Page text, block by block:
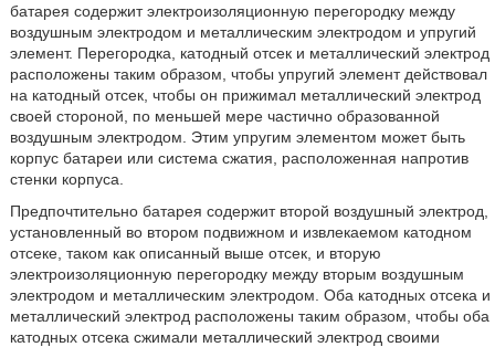
батарея содержит электроизоляционную перегородку между
воздушным электродом и металлическим электродом и упругий
элемент. Перегородка, катодный отсек и металлический электрод
расположены таким образом, чтобы упругий элемент действовал
на катодный отсек, чтобы он прижимал металлический электрод
своей стороной, по меньшей мере частично образованной
воздушным электродом. Этим упругим элементом может быть
корпус батареи или система сжатия, расположенная напротив
стенки корпуса.
Предпочтительно батарея содержит второй воздушный электрод,
установленный во втором подвижном и извлекаемом катодном
отсеке, таком как описанный выше отсек, и вторую
электроизоляционную перегородку между вторым воздушным
электродом и металлическим электродом. Оба катодных отсека и
металлический электрод расположены таким образом, чтобы оба
катодных отсека сжимали металлический электрод своими